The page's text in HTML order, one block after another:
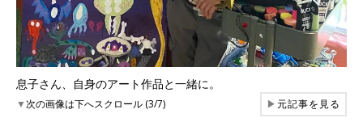
息子さん、自身のアート作品と一緒に。
▼次の画像は下へスクロール (3/7) ▶元記事を見る